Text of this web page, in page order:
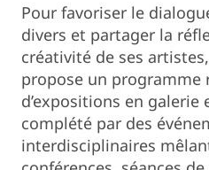
Pour favoriser le
divers et partager la
créativité de ses
propose un programme
d’expositions en galerie
complété par des
interdisciplinaires